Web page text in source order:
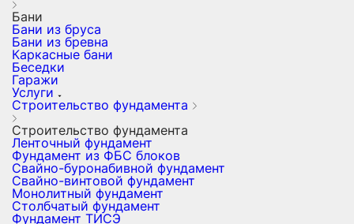
Бани
Бани из бруса
Бани из бревна
Каркасные бани
Беседки
Гаражи
Услуги
Строительство фундамента
Строительство фундамента
Ленточный фундамент
Фундамент из ФБС блоков
Свайно-буронабивной фундамент
Свайно-винтовой фундамент
Монолитный фундамент
Столбчатый фундамент
Фундамент ТИСЭ